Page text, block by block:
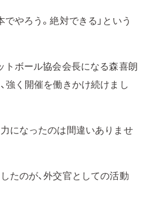
やろう。絶対できる」という
トボール協会会長になる森喜朗
強く開催を働きかけ続けまし
になったのは間違いありませ
たのが、外交官としての活動